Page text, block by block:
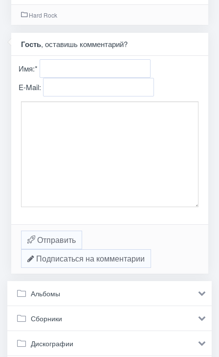
Hard Rock
Гость, оставишь комментарий?
Имя:*
E-Mail:
Отправить
Подписаться на комментарии
Альбомы
Сборники
Дискографии